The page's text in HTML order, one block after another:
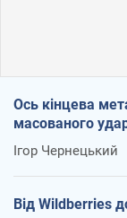
Ось кінцева
масованого
Ігор Чернецький
Від Wildberries